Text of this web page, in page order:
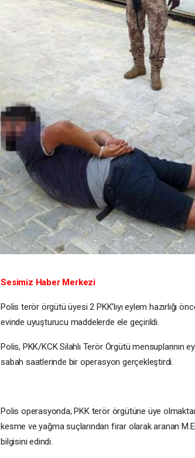
Sesimiz Haber Merkezi
Polis terör örgütü üyesi 2 PKK’lıyı eylem hazırlığı
evinde uyuşturucu maddelerde ele geçirildi.
Polis, PKK/KCK Silahlı Terör Örgütü
sabah saatlerinde bir operasyon gerçekleştirdi.
Polis operasyonda; PKK terör örgütüne üye
kesme ve yağma suçlarından firar olarak aranan
bilgisini edindi.